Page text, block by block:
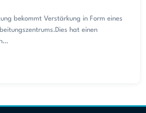
bekommt Verstärkung in Form eines
hat einen